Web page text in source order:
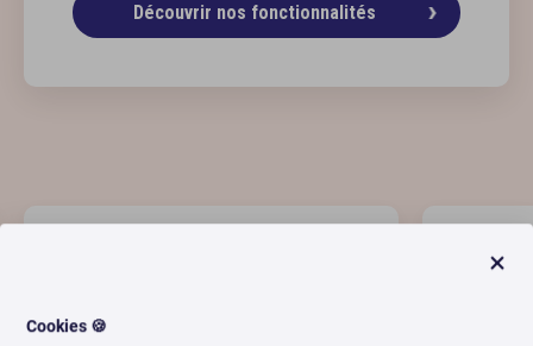
Découvrir nos fonctionnalités
Cookies 🍪